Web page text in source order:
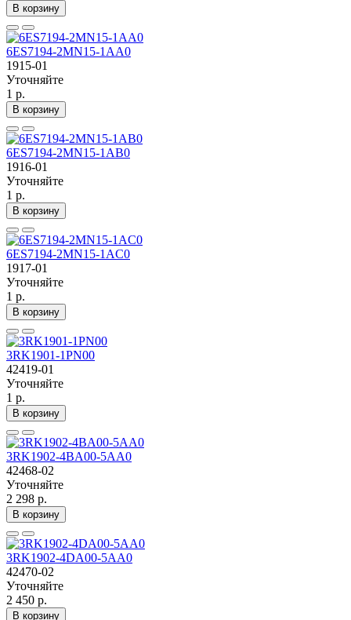
В корзину
6ES7194-2MN15-1AA0
1915-01
Уточняйте
1 р.
В корзину
6ES7194-2MN15-1AB0
1916-01
Уточняйте
1 р.
В корзину
6ES7194-2MN15-1AC0
1917-01
Уточняйте
1 р.
В корзину
3RK1901-1PN00
42419-01
Уточняйте
1 р.
В корзину
3RK1902-4BA00-5AA0
42468-02
Уточняйте
2 298 р.
В корзину
3RK1902-4DA00-5AA0
42470-02
Уточняйте
2 450 р.
В корзину